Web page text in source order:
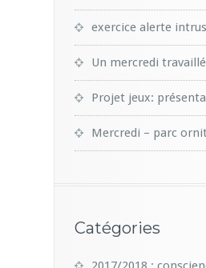
exercice alerte
Un mercredi
Projet jeux:
Mercredi – parc
Catégories